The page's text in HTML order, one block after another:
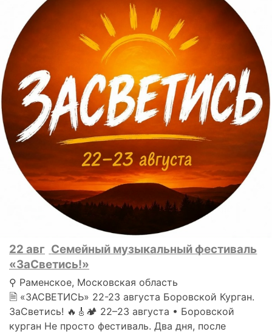
22 авг Семейный музыкальный фестиваль
«ЗаСветись!»
⚲ Раменское, Московская область
🗎 «ЗАСВЕТИСЬ» 22-23 августа Боровской Курган.
ЗаСветись! 🔥🎸🏕 22–23 августа • Боровской
курган Не просто фестиваль. Два дня, после